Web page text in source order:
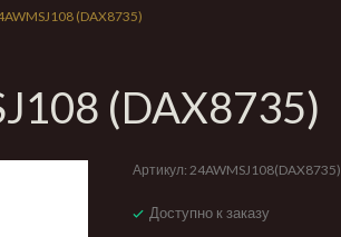
(DAX8735)
(DAX8735)
Артикул: 24AWMSJ108(DAX8735)
Доступно к заказу